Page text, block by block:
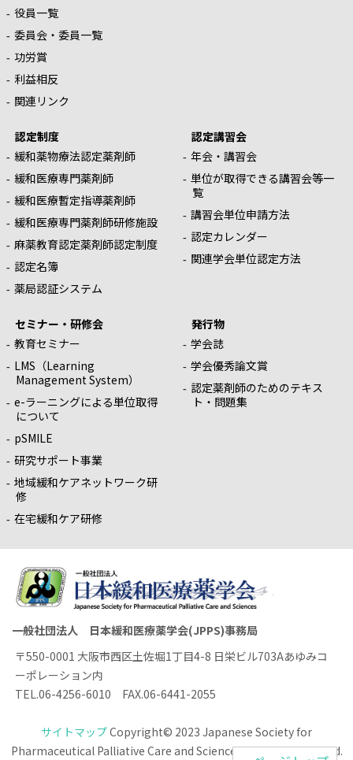
役員一覧
委員会・委員一覧
功労賞
利益相反
関連リンク
認定制度
緩和薬物療法認定薬剤師
緩和医療専門薬剤師
緩和医療暫定指導薬剤師
緩和医療専門薬剤師研修施設
麻薬教育認定薬剤師認定制度
認定名簿
薬局認証システム
認定講習会
年会・講習会
単位が取得できる講習会等一
覧
講習会単位申請方法
認定カレンダー
関連学会単位認定方法
セミナー・研修会
教育セミナー
LMS（Learning
Management System）
e-ラーニングによる単位取得
について
pSMILE
研究サポート事業
地域緩和ケアネットワーク研
修
在宅緩和ケア研修
発行物
学会誌
学会優秀論文賞
認定薬剤師のためのテキス
ト・問題集
一般社団法人 日本緩和医療薬学会(JPPS)事務局
〒550-0001 大阪市西区土佐堀1丁目4-8 日栄ビル703Aあゆみコ
ーポレーション内
TEL.06-4256-6010 FAX.06-6441-2055
サイトマップCopyright© 2023 Japanese Society for
Pharmaceutical Palliative Care and Sciences All rights reserved.